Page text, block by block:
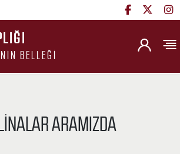
BELLEĞI
ARAMIZDA